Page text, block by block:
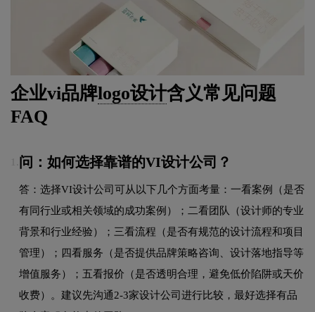
企业vi品牌logo设计含义常见问题
FAQ
问：如何选择靠谱的VI设计公司？
答：选择VI设计公司可从以下几个方面考量：一看案例（是否
有同行业或相关领域的成功案例）；二看团队（设计师的专业
背景和行业经验）；三看流程（是否有规范的设计流程和项目
管理）；四看服务（是否提供品牌策略咨询、设计落地指导等
增值服务）；五看报价（是否透明合理，避免低价陷阱或天价
收费）。建议先沟通2-3家设计公司进行比较，最好选择有品